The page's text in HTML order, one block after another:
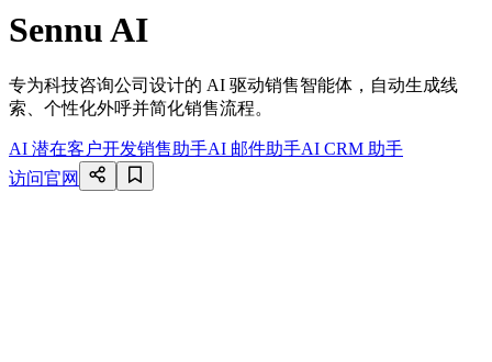
Sennu AI
专为科技咨询公司设计的 AI 驱动销售智能体，自动生成线
索、个性化外呼并简化销售流程。
AI 潜在客户开发销售助手AI 邮件助手AI CRM 助手
访问官网